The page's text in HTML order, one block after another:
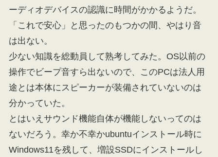
ーディオデバイスの認識に時間がかかるようだ。
「これで安心」と思ったのもつかの間、やはり音
は出ない。
少ない知識を総動員して熟考してみた。OS以前の
操作でビープ音すら出ないので、このPCは法人用
途とは本体にスピーカーが装備されていないのは
分かっていた。
とはいえサウンド機能自体が機能しないってのは
ないだろう。幸か不幸かubuntuインストール時に
Windows11を残して、増設SSDにインストールし